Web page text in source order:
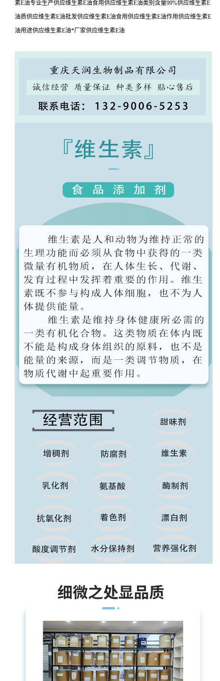
素E油专业生产供应维生素E油食用供应维生素E油类别含量99%供应维生素E
油质供应维生素E油批发供应维生素E油食用供应维生素E油作用供应维生素E
油用途供应维生素E油*厂家供应维生素E油